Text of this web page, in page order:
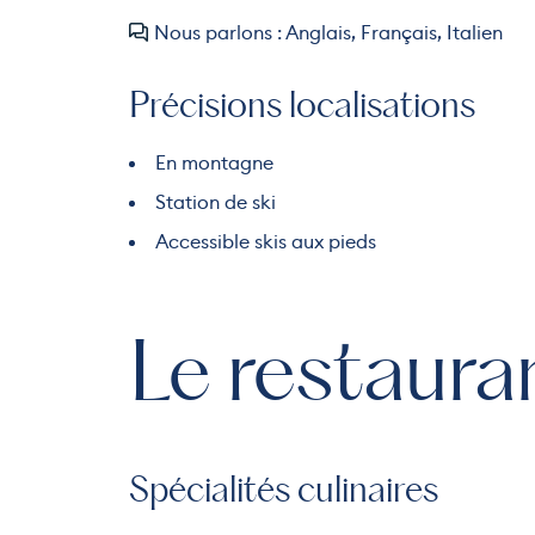
Nous parlons : Anglais, Français, Italien
Précisions localisations
En montagne
Station de ski
Accessible skis aux pieds
Le
Spécialités culinaires